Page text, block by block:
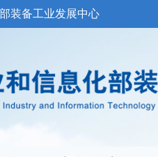
装备工业发展中心